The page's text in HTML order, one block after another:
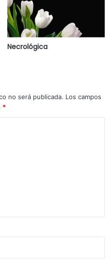
Necrológica
no será publicada. Los campos
*